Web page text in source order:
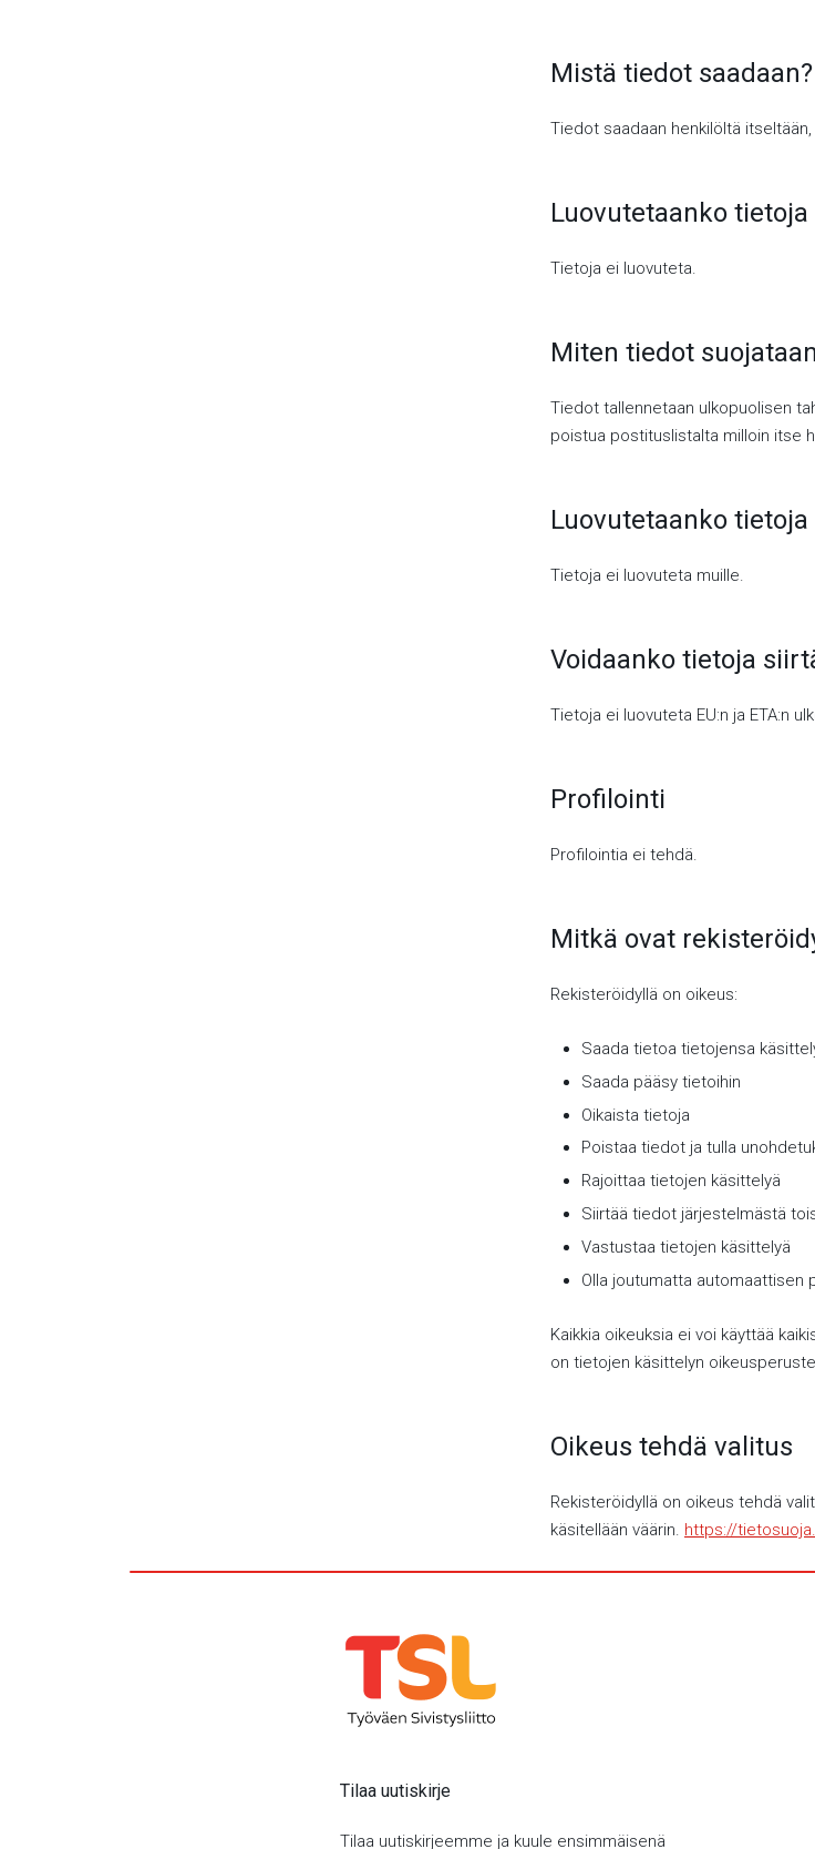
Mistä tiedot saadaan?
Tiedot saadaan henkilöltä
Luovutetaanko
Tietoja ei luovuteta.
Miten tiedot
Tiedot tallennetaan ulkopuolisen
poistua postituslistalta milloin itse
Luovutetaanko
Tietoja ei luovuteta muille.
Voidaanko tietoja
Tietoja ei luovuteta EU:n ja ETA:n
Profilointi
Profilointia ei tehdä.
Mitkä ovat
Rekisteröidyllä on oikeus:
Saada tietoa tietojensa
Saada pääsy tietoihin
Oikaista tietoja
Poistaa tiedot ja tulla
Rajoittaa tietojen käsittelyä
Siirtää tiedot järjestelmästä
Vastustaa tietojen käsittelyä
Olla joutumatta automaattisen
Kaikkia oikeuksia ei voi käyttää
on tietojen käsittelyn oikeusperuste.
Oikeus tehdä valitus
Rekisteröidyllä on oikeus tehdä
käsitellään väärin. https://
Tilaa uutiskirje
Tilaa uutiskirjeemme ja kuule ensimmäisenä